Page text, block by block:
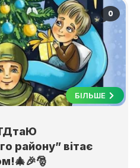
0
БІЛЬШЕ
району” вітає